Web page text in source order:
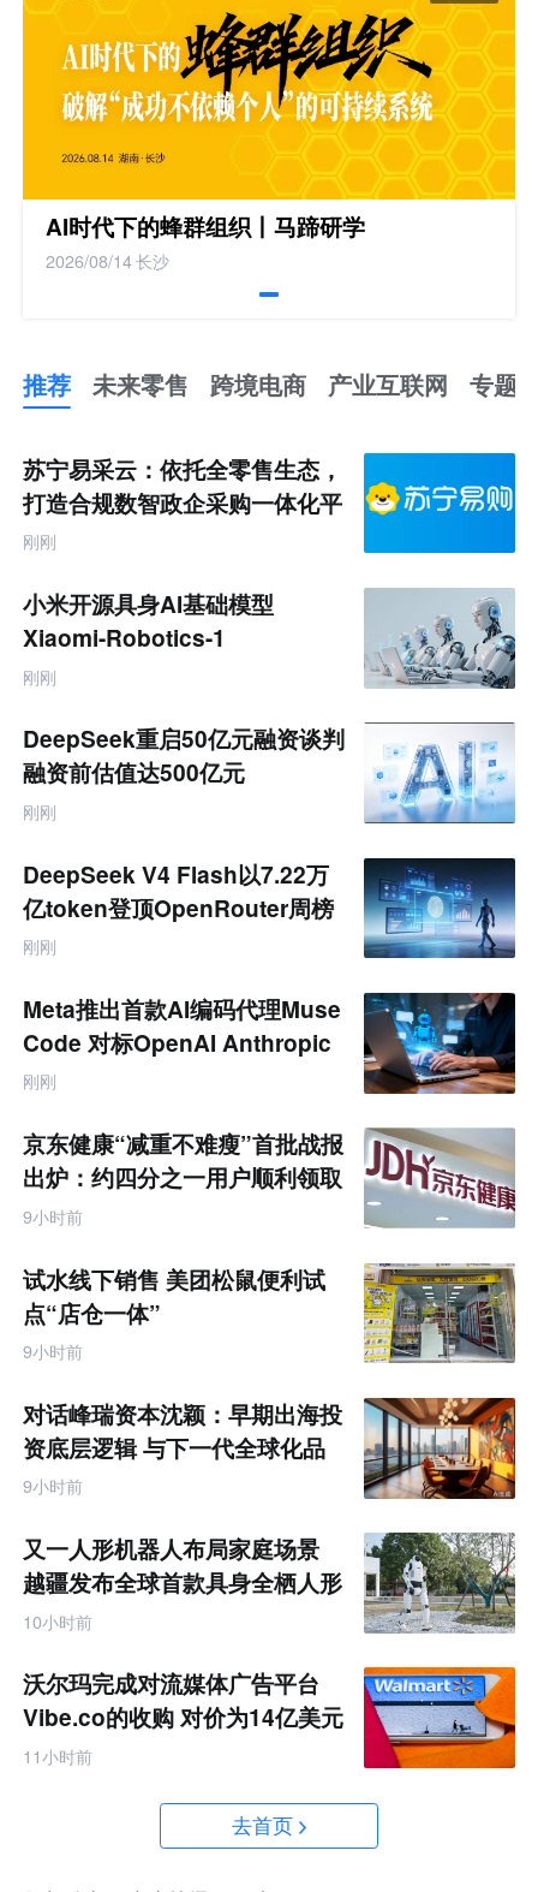
AI时代下的蜂群组织丨马蹄研学
2026/08/14长沙
推荐 未来零售 跨境电商 产业互联网 专题
未
来
零
售
跨
境
商
产
业
互
联
网
苏宁易采云：依托全零售生态，
打造合规数智政企采购一体化平
台
刚刚
小米开源具身AI基础模型
Xiaomi-Robotics-1
刚刚
DeepSeek重启50亿元融资谈判
融资前估值达500亿元
刚刚
DeepSeek V4 Flash以7.22万
亿token登顶OpenRouter周榜
刚刚
Meta推出首款AI编码代理Muse
Code 对标OpenAI Anthropic
刚刚
京东健康“减重不难瘦”首批战报
出炉：约四分之一用户顺利领取
200元挑战金
9小时前
试水线下销售 美团松鼠便利试
点“店仓一体”
9小时前
对话峰瑞资本沈颖：早期出海投
资底层逻辑 与下一代全球化品
牌画像
9小时前
又一人形机器人布局家庭场景
越疆发布全球首款具身全栖人形
机器人
10小时前
沃尔玛完成对流媒体广告平台
Vibe.co的收购 对价为14亿美元
11小时前
去首页